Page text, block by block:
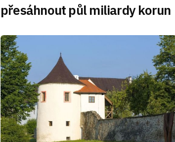
přesáhnout půl miliardy korun